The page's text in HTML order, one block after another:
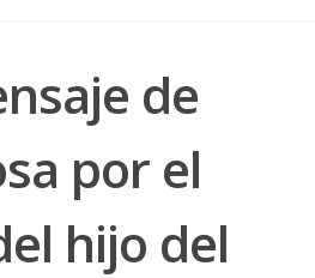
de
por el
hijo del